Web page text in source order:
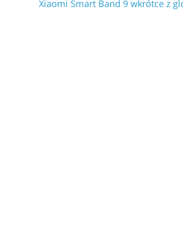
Xiaomi Smart Band 9 wkrótce z